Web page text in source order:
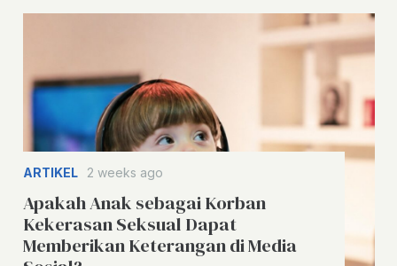
ARTIKEL 2 weeks ago
Apakah Anak sebagai Korban
Kekerasan Seksual Dapat
Memberikan Keterangan di Media